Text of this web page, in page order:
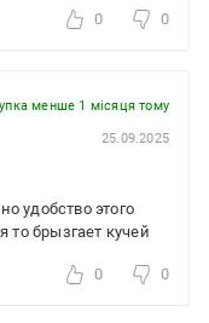
0 0
менше 1 місяця томy
25.09.2025
удобство этого
то брызгает кучей
0 0